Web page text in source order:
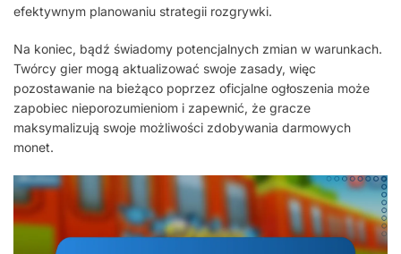
efektywnym planowaniu strategii rozgrywki.
Na koniec, bądź świadomy potencjalnych zmian w warunkach.
Twórcy gier mogą aktualizować swoje zasady, więc
pozostawanie na bieżąco poprzez oficjalne ogłoszenia może
zapobiec nieporozumieniom i zapewnić, że gracze
maksymalizują swoje możliwości zdobywania darmowych
monet.